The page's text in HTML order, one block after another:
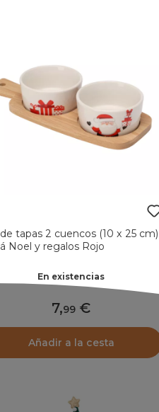
tapas 2 cuencos (10 x 25 cm)
Noel y regalos Rojo
En existencias
7,99
Añadir a la cesta